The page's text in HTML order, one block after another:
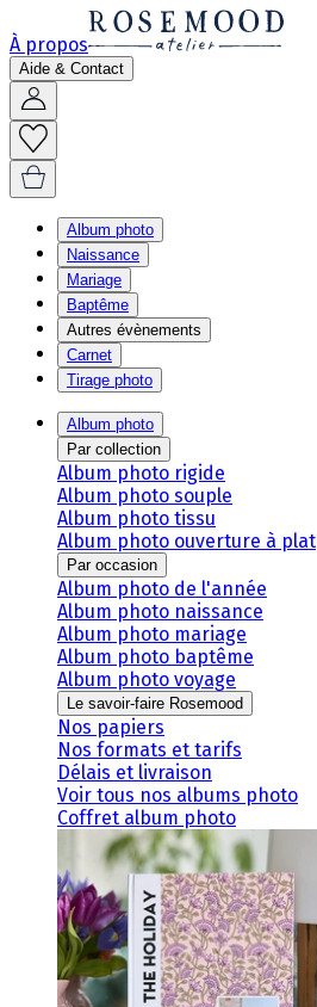
À propos
Aide & Contact
Album photo
Naissance
Mariage
Baptême
Autres évènements
Carnet
Tirage photo
Album photo
Par collection
Album photo rigide
Album photo souple
Album photo tissu
Album photo ouverture à plat
Par occasion
Album photo de l'année
Album photo naissance
Album photo mariage
Album photo baptême
Album photo voyage
Le savoir-faire Rosemood
Nos papiers
Nos formats et tarifs
Délais et livraison
Voir tous nos albums photo
Coffret album photo